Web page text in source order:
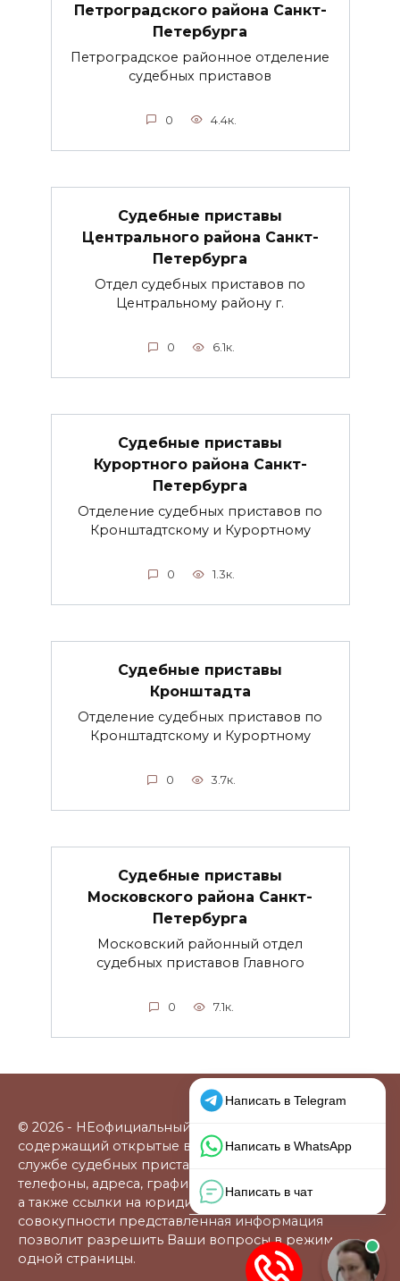
Петроградского района Санкт-
Петербурга
Петроградское районное отделение
судебных приставов
0 4.4к.
Судебные приставы
Центрального района Санкт-
Петербурга
Отдел судебных приставов по
Центральному району г.
0 6.1к.
Судебные приставы
Курортного района Санкт-
Петербурга
Отделение судебных приставов по
Кронштадтскому и Курортному
0 1.3к.
Судебные приставы
Кронштадта
Отделение судебных приставов по
Кронштадтскому и Курортному
0 3.7к.
Судебные приставы
Московского района Санкт-
Петербурга
Московский районный отдел
судебных приставов Главного
0 7.1к.
© 2026 - НЕофициальный информационный сайт,
содержащий открытые выверенные данные о
службе судебных приставов: официальные сайты,
телефоны, адреса, графики работы, схемы проезда,
а также ссылки на юридические фирмы. В
совокупности представленная информация
позволит разрешить Ваши вопросы в режиме
одной страницы.